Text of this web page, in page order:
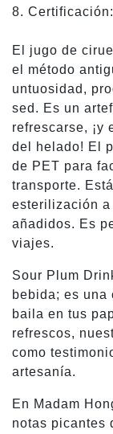
8.
El jugo de
el método
untuosidad,
sed. Es un
refrescarse, ¡y
del helado! El
de PET para
transporte.
esterilización a
añadidos. Es
viajes.
Sour Plum
bebida; es una
baila en tus
refrescos,
como
artesanía.
En Madam
notas picantes